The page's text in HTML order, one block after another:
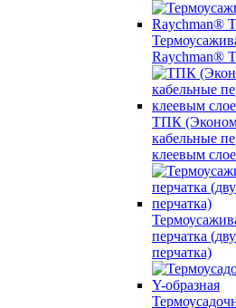
Raychman®
ТПК
кабельные
клеевым
перчатка
перчатка)